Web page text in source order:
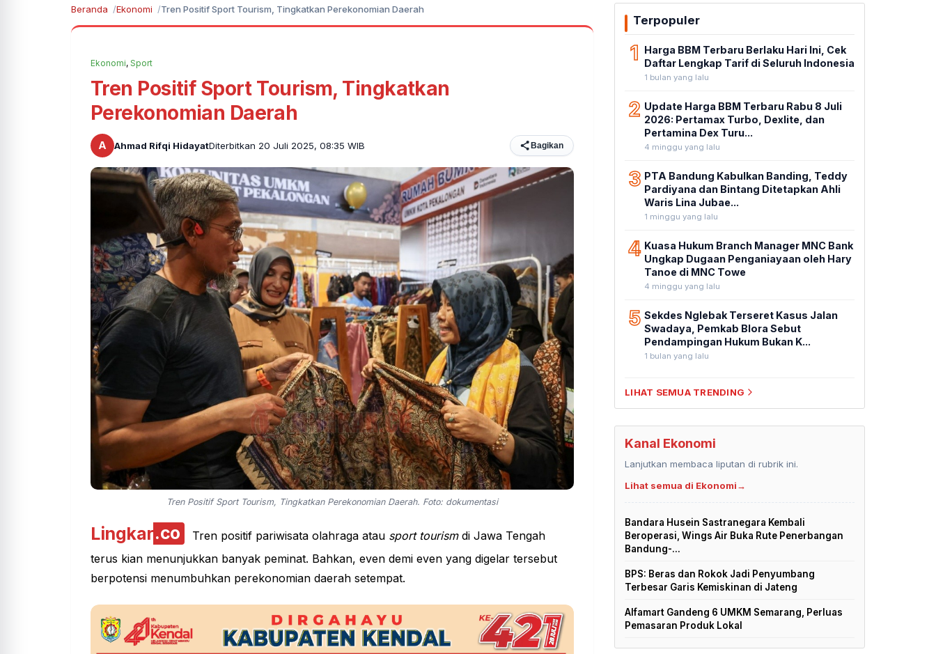
Beranda Ekonomi Tren Positif Sport Tourism, Tingkatkan Perekonomian Daerah
Ekonomi, Sport
Tren Positif Sport Tourism, Tingkatkan
Perekonomian Daerah
A Ahmad Rifqi HidayatDiterbitkan 20 Juli 2025, 08:35 WIB Bagikan
Tren Positif Sport Tourism, Tingkatkan Perekonomian Daerah. Foto: dokumentasi
Lingkar.co Tren positif pariwisata olahraga atau sport tourismdi Jawa Tengah
terus kian menunjukkan banyak peminat. Bahkan, even demi even yang digelar tersebut
berpotensi menumbuhkan perekonomian daerah setempat.
Terpopuler
1 Harga BBM Terbaru Berlaku Hari Ini, Cek
Daftar Lengkap Tarif di Seluruh Indonesia
1 bulan yang lalu
2 Update Harga BBM Terbaru Rabu 8 Juli
2026: Pertamax Turbo, Dexlite, dan
Pertamina Dex Turu...
4 minggu yang lalu
3 PTA Bandung Kabulkan Banding, Teddy
Pardiyana dan Bintang Ditetapkan Ahli
Waris Lina Jubae...
1 minggu yang lalu
4 Kuasa Hukum Branch Manager MNC Bank
Ungkap Dugaan Penganiayaan oleh Hary
Tanoe di MNC Towe
4 minggu yang lalu
5 Sekdes Nglebak Terseret Kasus Jalan
Swadaya, Pemkab Blora Sebut
Pendampingan Hukum Bukan K...
1 bulan yang lalu
LIHAT SEMUA TRENDING
Kanal Ekonomi
Lanjutkan membaca liputan di rubrik ini.
Lihat semua di Ekonomi→
Bandara Husein Sastranegara Kembali
Beroperasi, Wings Air Buka Rute Penerbangan
Bandung-...
BPS: Beras dan Rokok Jadi Penyumbang
Terbesar Garis Kemiskinan di Jateng
Alfamart Gandeng 6 UMKM Semarang, Perluas
Pemasaran Produk Lokal